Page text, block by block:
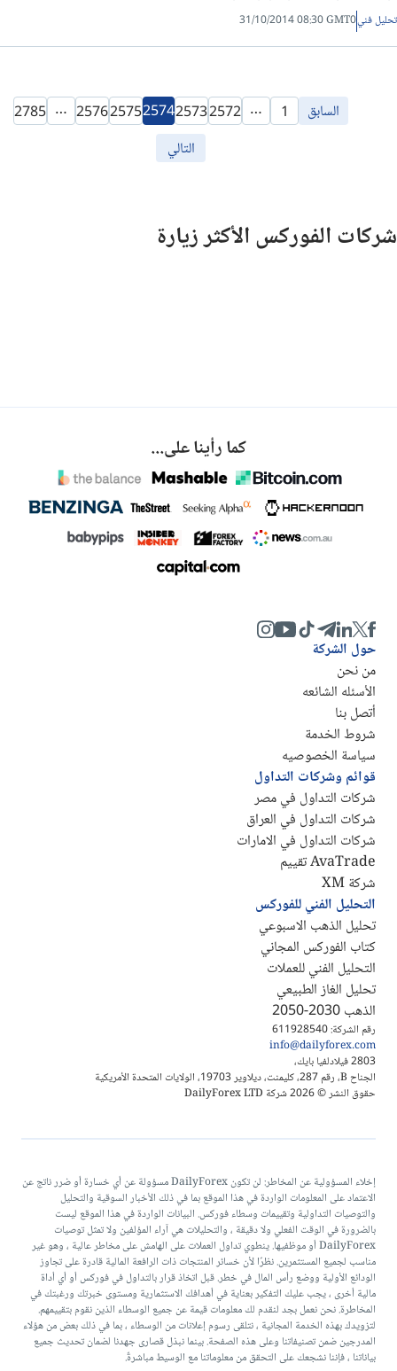
تحليل فني31/10/2014 08:30 GMT0
السابق 1
…
2572
2573
2574
2575
2576
…
2785
التالي
شركات الفوركس الأكثر زيارة
كما رأينا على...
رقم الشركة: 611928540
info@dailyforex.com
2803 فيلادلفيا بايك،
الجناح B، رقم 287، كليمنت، ديلاوير 19703، الولايات المتحدة الأمريكية
حقوق النشر © 2026 شركة DailyForex LTD
حول الشركة
من نحن
الأسئله الشائعه
أتصل بنا
شروط الخدمة
سياسة الخصوصيه
قوائم وشركات التداول
شركات التداول في مصر
شركات التداول في العراق
شركات التداول في الامارات
AvaTrade تقييم
شركة XM
التحليل الفني للفوركس
تحليل الذهب الاسبوعي
كتاب الفوركس المجاني
التحليل الفني للعملات
تحليل الغاز الطبيعي
الذهب 2030-2050
إخلاء المسؤولية عن المخاطر: لن تكون DailyForex مسؤولة عن أي خسارة أو ضرر ناتج عن
الاعتماد على المعلومات الواردة في هذا الموقع بما في ذلك الأخبار السوقية والتحليل
والتوصيات التداولية وتقييمات وسطاء فوركس. البيانات الواردة في هذا الموقع ليست
بالضرورة في الوقت الفعلي ولا دقيقة ، والتحليلات هي آراء المؤلفين ولا تمثل توصيات
DailyForex أو موظفيها. ينطوي تداول العملات على الهامش على مخاطر عالية ، وهو غير
مناسب لجميع المستثمرين. نظرًا لأن خسائر المنتجات ذات الرافعة المالية قادرة على تجاوز
الودائع الأولية ووضع رأس المال في خطر. قبل اتخاذ قرار بالتداول في فوركس أو أي أداة
مالية أخرى ، يجب عليك التفكير بعناية في أهدافك الاستثمارية ومستوى خبرتك ورغبتك في
المخاطرة. نحن نعمل بجد لنقدم لك معلومات قيمة عن جميع الوسطاء الذين نقوم بتقييمهم.
لتزويدك بهذه الخدمة المجانية ، نتلقى رسوم إعلانات من الوسطاء ، بما في ذلك بعض من هؤلاء
المدرجين ضمن تصنيفاتنا وعلى هذه الصفحة. بينما نبذل قصارى جهدنا لضمان تحديث جميع
بياناتنا ، فإننا نشجعك على التحقق من معلوماتنا مع الوسيط مباشرةً.